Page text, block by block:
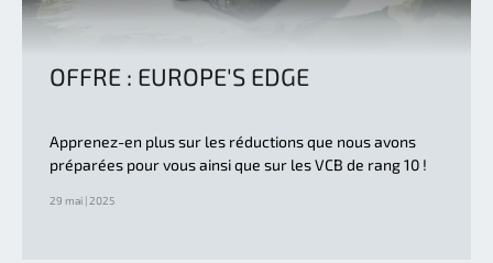
OFFRE : EUROPE'S EDGE
Apprenez-en plus sur les réductions que nous avons
préparées pour vous ainsi que sur les VCB de rang 10 !
29 mai | 2025